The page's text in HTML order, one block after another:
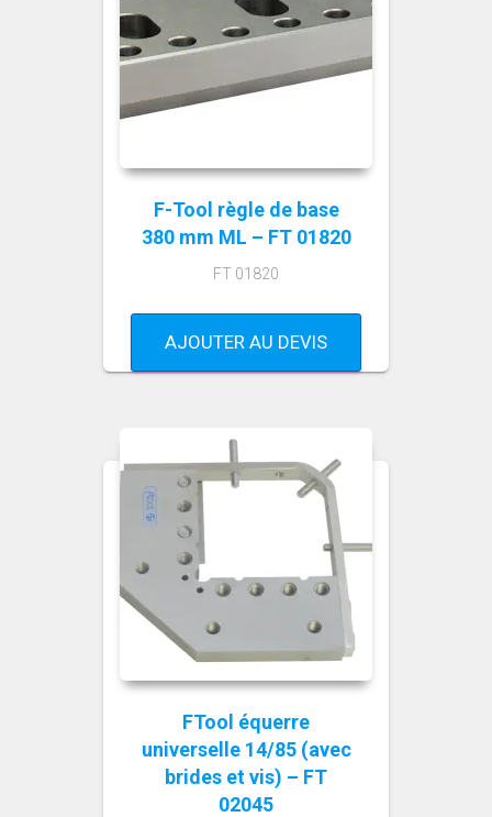
F-Tool règle de base
380 mm ML – FT 01820
FT 01820
AJOUTER AU DEVIS
FTool équerre
universelle 14/85 (avec
brides et vis) – FT
02045